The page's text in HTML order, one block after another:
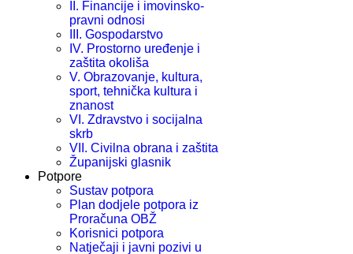
II. Financije i imovinsko-
pravni odnosi
III. Gospodarstvo
IV. Prostorno uređenje i
zaštita okoliša
V. Obrazovanje, kultura,
sport, tehnička kultura i
znanost
VI. Zdravstvo i socijalna
skrb
VII. Civilna obrana i zaštita
Županijski glasnik
Potpore
Sustav potpora
Plan dodjele potpora iz
Proračuna OBŽ
Korisnici potpora
Natječaji i javni pozivi u